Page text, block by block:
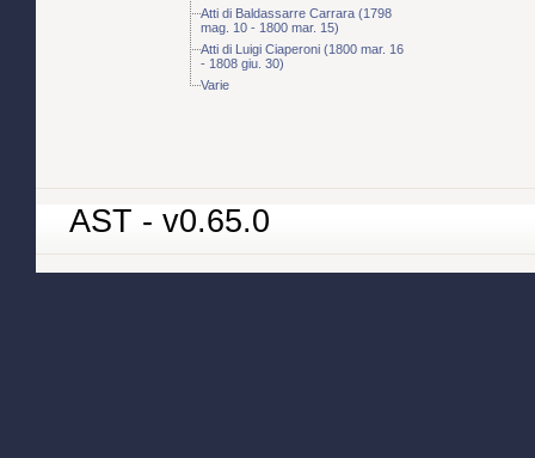
Atti di Baldassarre Carrara (1798
mag. 10 - 1800 mar. 15)
Atti di Luigi Ciaperoni (1800 mar. 16
- 1808 giu. 30)
Varie
AST - v0.65.0